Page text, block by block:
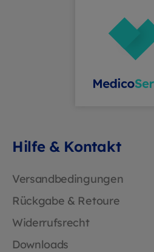
und unkompliziert
Platzsparend: Perfekt für
den Verbrauch von
Hilfe & Kontakt
Versandbedingungen
Rückgabe & Retoure
Widerrufsrecht
Downloads